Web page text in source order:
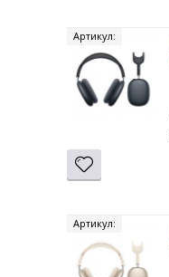
Артикул:
Артикул: